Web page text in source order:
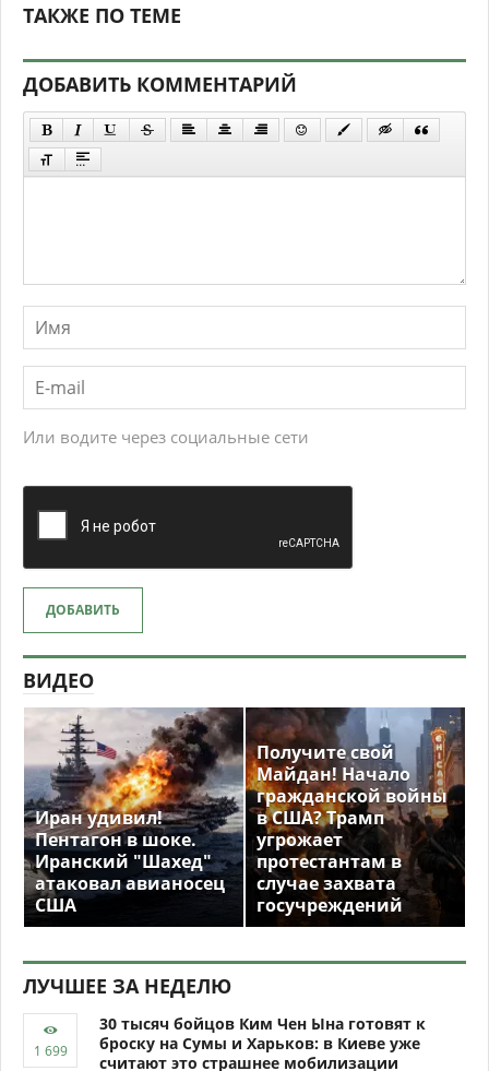
ТАКЖЕ ПО ТЕМЕ
ДОБАВИТЬ КОММЕНТАРИЙ
Или водите через социальные сети
ДОБАВИТЬ
ВИДЕО
Иран удивил!
Пентагон в шоке.
Иранский "Шахед"
атаковал авианосец
США
Получите свой
Майдан! Начало
гражданской войны
в США? Трамп
угрожает
протестантам в
случае захвата
госучреждений
ЛУЧШЕЕ ЗА НЕДЕЛЮ
30 тысяч бойцов Ким Чен Ына готовят к
броску на Сумы и Харьков: в Киеве уже
считают это страшнее мобилизации